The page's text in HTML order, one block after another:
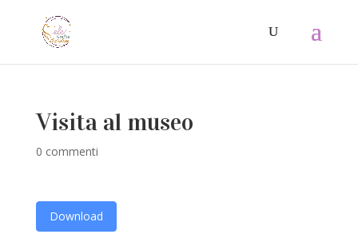
Visita al museo
0 commenti
Download